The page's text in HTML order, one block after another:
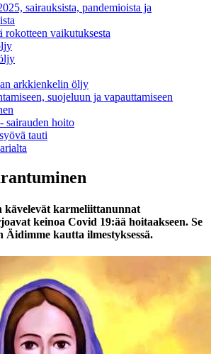
sairauksista, pandemioista ja
rokotteen vaikutuksesta
arkkienkelin öljy
suojeluun ja vapauttamiseen
sairauden hoito
tauti
karmeliittanunnat
keinoa Covid 19:ää hoitaakseen. Se
Äidimme kautta ilmestyksessä.